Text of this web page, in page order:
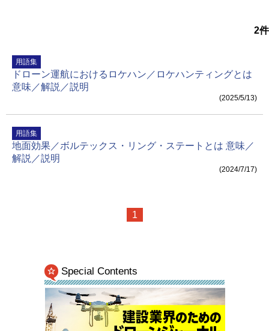
2件
用語集
ドローン運航におけるロケハン／ロケハンティングとは
意味／解説／説明
(2025/5/13)
用語集
地面効果／ボルテックス・リング・ステートとは 意味／
解説／説明
(2024/7/17)
1
Special Contents